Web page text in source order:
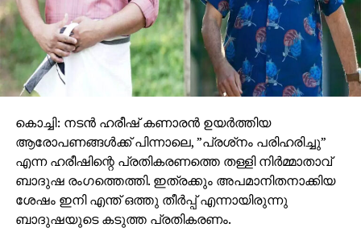
കൊച്ചി: നടന്‍ ഹരീഷ് കണാരന്‍ ഉയര്‍ത്തിയ
ആരോപണങ്ങള്‍ക്ക് പിന്നാലെ, ”പ്രശ്‌നം പരിഹരിച്ചു”
എന്ന ഹരീഷിന്റെ പ്രതികരണത്തെ തള്ളി നിര്‍മ്മാതാവ്
ബാദുഷ രംഗത്തെത്തി. ഇത്രക്കും അപമാനിതനാക്കിയ
ശേഷം ഇനി എന്ത് ഒത്തു തീര്‍പ്പ് എന്നായിരുന്നു
ബാദുഷയുടെ കടുത്ത പ്രതികരണം.